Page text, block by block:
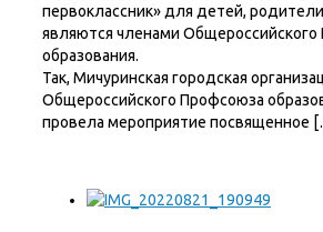
первоклассник» для детей,
являются членами
образования.
Так, Мичуринская городская
Общероссийского Профсоюза
провела мероприятие посвященное